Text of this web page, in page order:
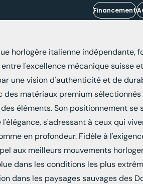
Financement
horlogère italienne indépendante,
l'excellence mécanique suisse
une vision d'authenticité et de
des matériaux premium
éléments. Son positionnement se
s'adressant à ceux qui
en profondeur. Fidèle à
aux meilleurs mouvements
dans les conditions les plus
dans les paysages sauvages des